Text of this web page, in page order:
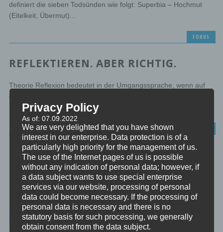
definiert die sieben Todsünden wie folgt: Superbia – Hochmut
(Eitelkeit, Übermut)...
FOKUS
REFLEKTIEREN. ABER RICHTIG.
Theorie Reflexion bedeutet in der Umgangssprache, wenn auf
eine geistige Tätigkeit bezogen, etwa: Nachdenken, Überlegen.
In der Philosophie gibt...
ACHTSAMKEIT
HOW TO MAKE YOURSELF A BETTER
PERSON
Ein Gedankenanstoss, doch mal wieder sich selbst zu
reflektieren. Allerdings in Englisch.
httpv://www.youtube.com/watch?v=yj4Yfdg4Nfw — Video auf
YouTube: Alan Watts...
Privacy Policy
As of: 07.09.2022
We are very delighted that you have shown
interest in our enterprise. Data protection is of a
particularly high priority for the management of us.
The use of the Internet pages of us is possible
without any indication of personal data; however, if
a data subject wants to use special enterprise
services via our website, processing of personal
data could become necessary. If the processing of
personal data is necessary and there is no
statutory basis for such processing, we generally
obtain consent from the data subject.